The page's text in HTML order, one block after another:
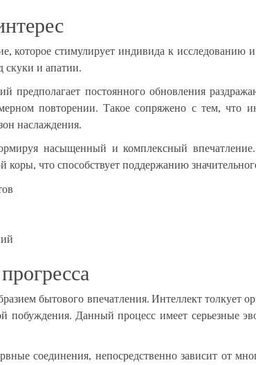
которое стимулирует индивида к исследованию
скуки и апатии.
предполагает постоянного обновления
повторении. Такое сопряжено с тем, что
наслаждения.
насыщенный и комплексный
коры, что способствует поддержанию
бытового впечатления. Интеллект
побуждения. Данный процесс имеет серьезные
соединения, непосредственно зависит от